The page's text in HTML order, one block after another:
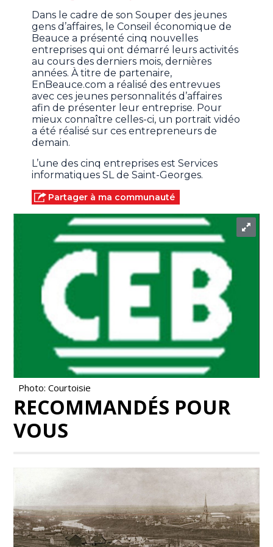
Dans le cadre de son Souper des jeunes
gens d’affaires, le Conseil économique de
Beauce a présenté cinq nouvelles
entreprises qui ont démarré leurs activités
au cours des derniers mois, dernières
années. À titre de partenaire,
EnBeauce.com a réalisé des entrevues
avec ces jeunes personnalités d’affaires
afin de présenter leur entreprise. Pour
mieux connaître celles-ci, un portrait vidéo
a été réalisé sur ces entrepreneurs de
demain.
L’une des cinq entreprises est Services
informatiques SL de Saint-Georges.
Partager à ma communauté
Photo: Courtoisie
RECOMMANDÉS POUR
VOUS